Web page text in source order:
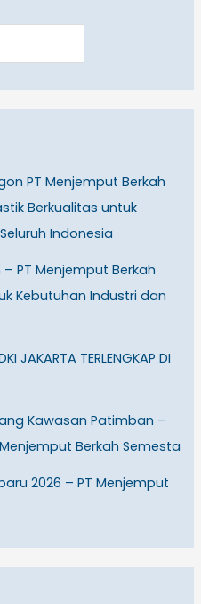
PT Menjemput Berkah
Berkualitas untuk
Indonesia
PT Menjemput Berkah
Kebutuhan Industri dan
JAKARTA TERLENGKAP DI
Kawasan Patimban –
Berkah Semesta
2026 – PT Menjemput